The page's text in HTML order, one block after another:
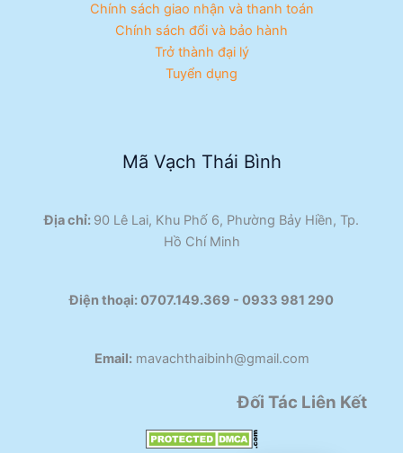
Chính sách giao nhận và thanh toán
Chính sách đổi và bảo hành
Trở thành đại lý
Tuyển dụng
Mã Vạch Thái Bình
Địa chỉ: 90 Lê Lai, Khu Phố 6, Phường Bảy Hiền, Tp.
Hồ Chí Minh
Điện thoại:0707.149.369 - 0933 981 290​
Email:mavachthaibinh@gmail.com
Đối Tác Liên Kết